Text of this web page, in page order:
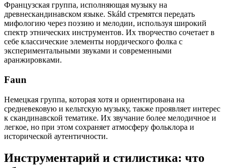
Французская группа, исполняющая музыку на
древнескандинавском языке. Skáld стремятся передать
мифологию через поэзию и мелодии, используя широкий
спектр этнических инструментов. Их творчество сочетает в
себе классические элементы нордического фолка с
экспериментальными звуками и современными
аранжировками.
Faun
Немецкая группа, которая хотя и ориентирована на
средневековую и кельтскую музыку, также проявляет интерес
к скандинавской тематике. Их звучание более мелодичное и
легкое, но при этом сохраняет атмосферу фольклора и
исторической аутентичности.
Инструментарий и стилистика: что